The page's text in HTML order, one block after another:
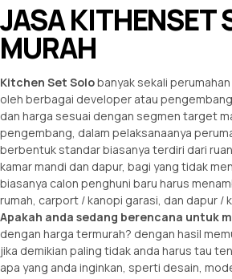
JASA KITHENSET
MURAH
Kitchen Set Solobanyak sekali
oleh berbagai developer atau
dan harga sesuai dengan segmen target
pengembang, dalam pelaksanaanya
berbentuk standar biasanya terdiri dari
kamar mandi dan dapur, bagi yang tidak
biasanya calon penghuni baru harus
rumah, carport / kanopi garasi, dan dapur /
Apakah anda sedang berencana untuk
dengan harga termurah? dengan hasil
jika demikian paling tidak anda harus tau
apa yang anda inginkan, sperti desain,